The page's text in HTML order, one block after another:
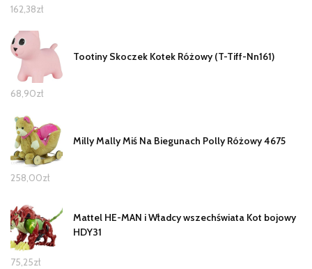
162,38zł
Tootiny Skoczek Kotek Różowy (T-Tiff-Nn161)
68,90zł
Milly Mally Miś Na Biegunach Polly Różowy 4675
258,00zł
Mattel HE-MAN i Władcy wszechświata Kot bojowy
HDY31
75,25zł